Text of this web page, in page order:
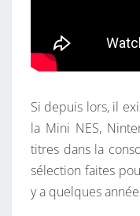
Si depuis lors, il
la Mini NES,
titres dans la
sélection faites
y a quelques